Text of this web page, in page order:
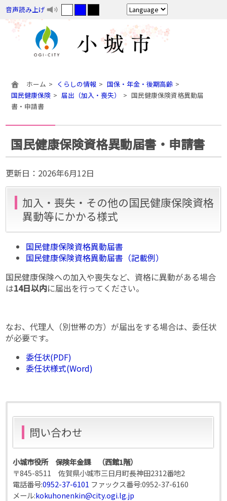
音声読み上げ
ホーム くらしの情報
国保・年金・後期高齢
国民健康保険
届出（加入・喪失）
国民健康保険資格異動届
書・申請書
国民健康保険資格異動届書・申請書
更新日： 2026年6月12日
加入・喪失・その他の国民健康保険資格
異動等にかかる様式
国民健康保険資格異動届書
国民健康保険資格異動届書（記載例）
国民健康保険への加入や喪失など、資格に異動がある場合
は14日以内に届出を行ってください。
なお、代理人（別世帯の方）が届出をする場合は、委任状
が必要です。
委任状(PDF)
委任状様式(Word)
問い合わせ
小城市役所 保険年金課 （西館1階）
〒845-8511 佐賀県小城市三日月町長神田2312番地2
電話番号:0952-37-6101 ファックス番号:0952-37-6160
メール:kokuhonenkin@city.ogi.lg.jp